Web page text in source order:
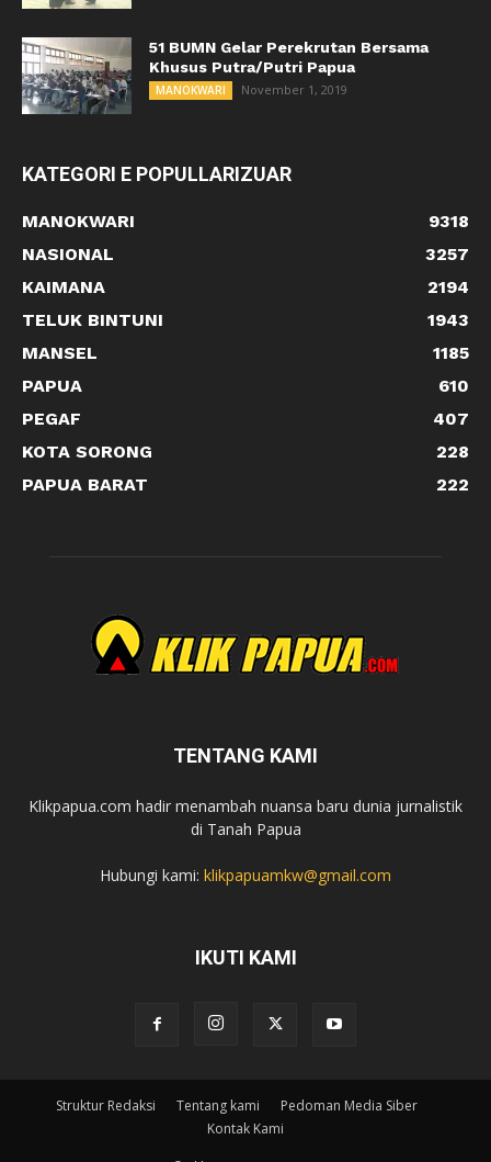
51 BUMN Gelar Perekrutan Bersama
Khusus Putra/Putri Papua
MANOKWARI November 1, 2019
KATEGORI E POPULLARIZUAR
MANOKWARI
9318
NASIONAL
3257
KAIMANA
2194
TELUK BINTUNI
1943
MANSEL
1185
PAPUA
610
PEGAF
407
KOTA SORONG
228
PAPUA BARAT
222
TENTANG KAMI
Klikpapua.com hadir menambah nuansa baru dunia jurnalistik
di Tanah Papua
Hubungi kami: klikpapuamkw@gmail.com
IKUTI KAMI
Struktur Redaksi Tentang kami
Pedoman Media Siber
Kontak Kami